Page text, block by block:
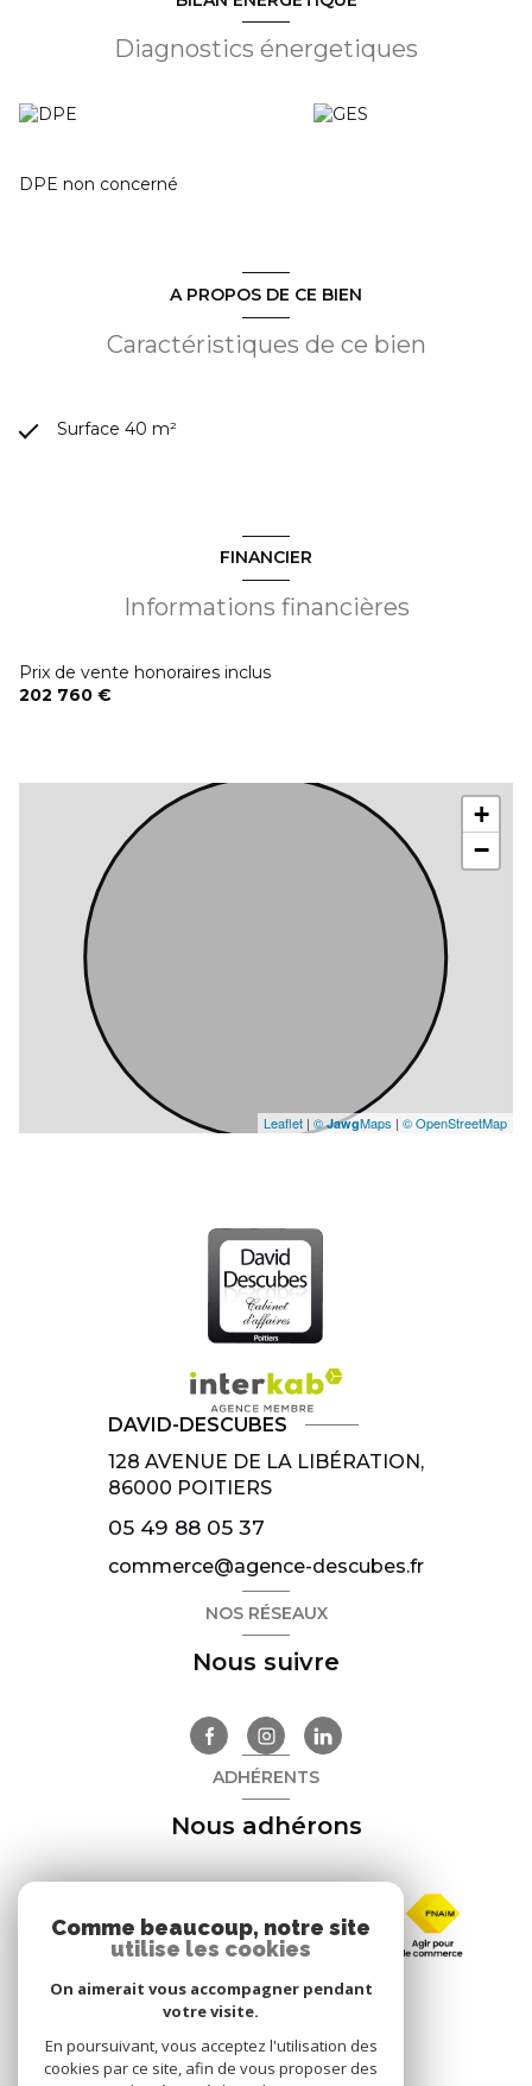
Diagnostics énergetiques
DPE non concerné
A PROPOS DE CE BIEN
Caractéristiques de ce bien
Surface 40 m²
FINANCIER
Informations financières
Prix de vente honoraires inclus
202 760 €
+
−
Leaflet | ©JawgMaps | © OpenStreetMap
DAVID-DESCUBES
128 AVENUE DE LA LIBÉRATION,
86000 POITIERS
05 49 88 05 37
commerce@agence-descubes.fr
NOS RÉSEAUX
Nous suivre
ADHÉRENTS
Nous adhérons
Comme beaucoup, notre site
utilise les cookies
On aimerait vous accompagner pendant
votre visite.
En poursuivant, vous acceptez l'utilisation des
cookies par ce site, afin de vous proposer des